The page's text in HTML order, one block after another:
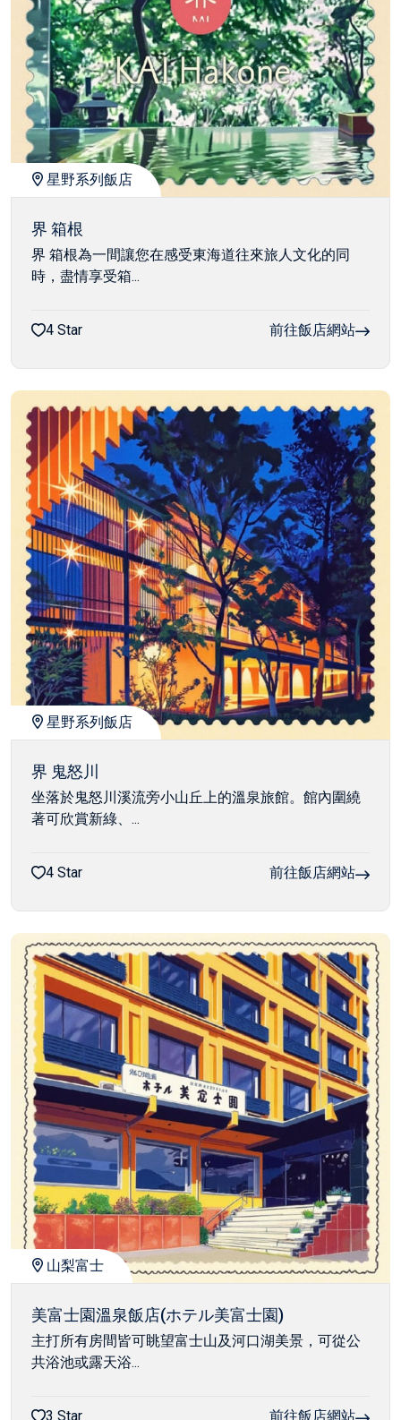
星野系列飯店
界 箱根
界 箱根為一間讓您在感受東海道往來旅人文化的同
時，盡情享受箱...
4 Star 前往飯店網站
星野系列飯店
界 鬼怒川
坐落於鬼怒川溪流旁小山丘上的溫泉旅館。館內圍繞
著可欣賞新綠、...
4 Star 前往飯店網站
山梨富士
美富士園溫泉飯店(ホテル美富士園)
主打所有房間皆可眺望富士山及河口湖美景，可從公
共浴池或露天浴...
3 Star 前往飯店網站